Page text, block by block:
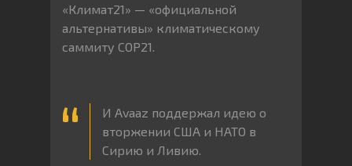
«Климат21» — «официальной
альтернативы» климатическому
саммиту COP21.
И Avaaz поддержал идею о
вторжении США и НАТО в
Сирию и Ливию.